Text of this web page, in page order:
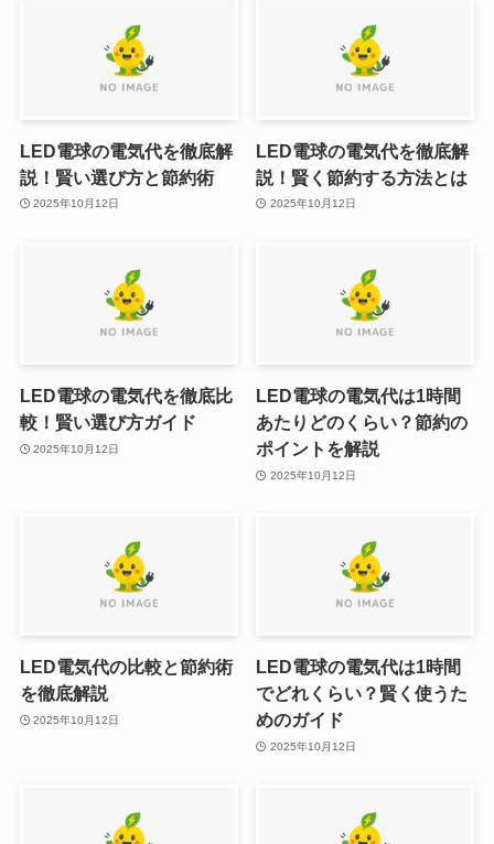
LED電球の電気代を徹底解
説！賢い選び方と節約術
2025年10月12日
LED電球の電気代を徹底解
説！賢く節約する方法とは
2025年10月12日
LED電球の電気代を徹底比
較！賢い選び方ガイド
2025年10月12日
LED電球の電気代は1時間
あたりどのくらい？節約の
ポイントを解説
2025年10月12日
LED電気代の比較と節約術
を徹底解説
2025年10月12日
LED電球の電気代は1時間
でどれくらい？賢く使うた
めのガイド
2025年10月12日